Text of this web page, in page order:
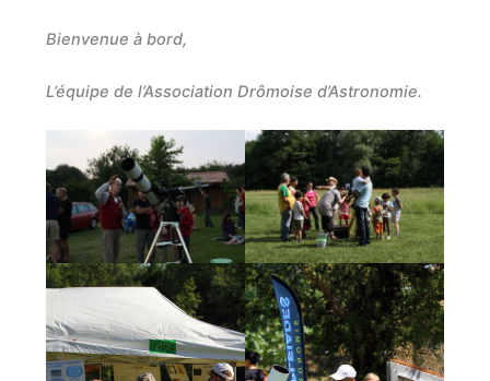
Bienvenue à bord,
L’équipe de l’Association Drômoise d’Astronomie.